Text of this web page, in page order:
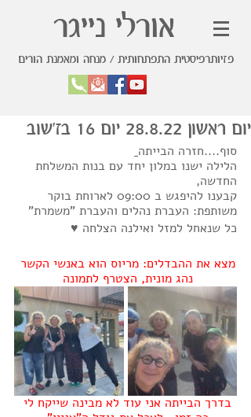
אורלי נייגר
פזיותרפיסטית התפתחותית / מנחה ומאמנת הורים
יום ראשון 28.8.22 יום 16 בז'שוב
סוף....חזרה הבייתה
הלילה ישנו במלון יחד עם בנות המשלחת
החדשה,
קבענו להיפגש ב 09:00 לארוחת בוקר
משותפת: העברת נהלים והעברת "משמרת"
כל שנאחל למזל ואילנה הצלחה ♥
מצא את ההבדלים: מריוס הוא באנשי הקשר
נהג מונית, הצטרף לתמונה
בדרך הבייתה אני עוד לא מבינה שייקח לי